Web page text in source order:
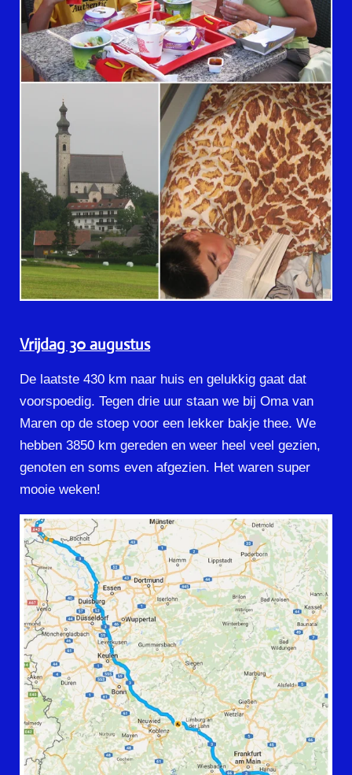
Vrijdag 30 augustus
De laatste 430 km naar huis en gelukkig gaat dat
voorspoedig. Tegen drie uur staan we bij Oma van
Maren op de stoep voor een lekker bakje thee. We
hebben 3850 km gereden en weer heel veel gezien,
genoten en soms even afgezien. Het waren super
mooie weken!